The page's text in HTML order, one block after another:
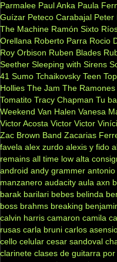
Parmalee Paul Anka Paula
Guízar Peteco Carabajal Peter
The Machine Ramón Sixto
Orellana Roberto Parra Rocio
Roy Orbison Ruben Blades
Seether Sleeping with Sirens
41 Sumo Tchaikovsky Teen
Hollies The Jam The Ramones
Tomatito Tracy Chapman Tu
Weekend Van Halen Vanesa
Victor Acosta Victor Victor
Zac Brown Band Zacarias
favela alex zurdo alexis y fido
remains all time low alta
android andy grammer
manzanero audacity aula axn
barak barilari bebes belinda
boss brahms breaking
calvin harris camaron camila
rusas carla bruni carlos
cello celular cesar sandoval
clarinete clases de guitarra por